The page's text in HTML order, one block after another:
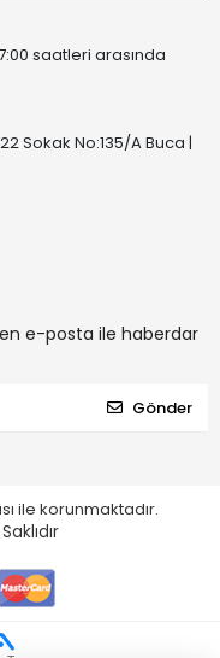
saatleri arasında
Sokak No:135/A Buca |
e-posta ile haberdar
Gönder
ile korunmaktadır.